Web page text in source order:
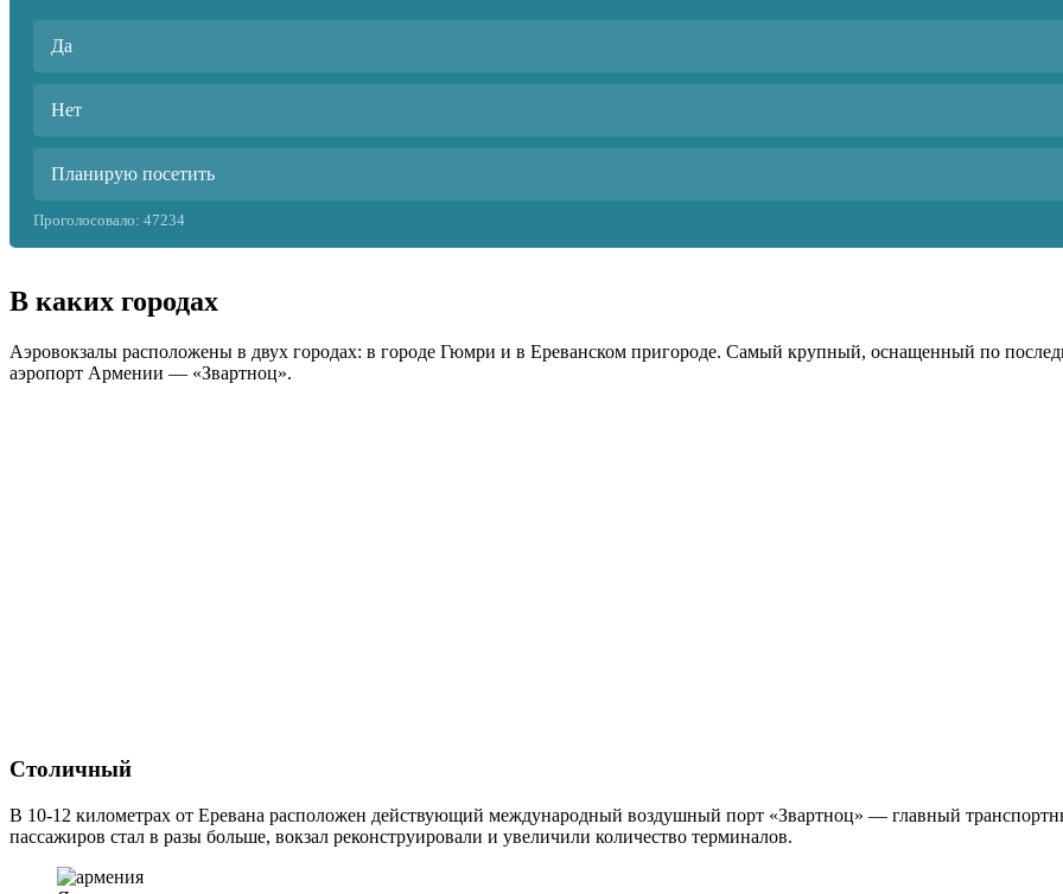
Да
Нет
Планирую посетить
Проголосовало: 47234
В каких городах
Аэровокзалы расположены в двух городах: в городе Гюмри и в Ереванском пригороде. Самый крупный, оснащенный по
аэропорт Армении — «Звартноц».
Столичный
В 10-12 километрах от Еревана расположен действующий международный воздушный порт «Звартноц» — главный
пассажиров стал в разы больше, вокзал реконструировали и увеличили количество терминалов.